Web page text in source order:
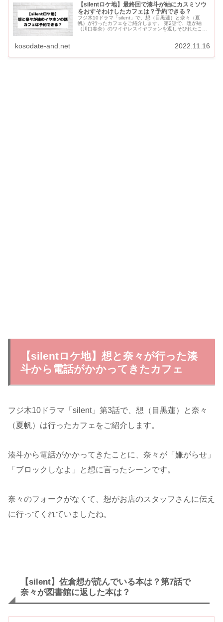
【silentロケ地】最終回で湊斗が紬にカスミソウ
をおすそわけしたカフェは？予約できる？
フジ木10ドラマ「silent」で、想（目黒蓮）と奈々（夏
帆）が行ったカフェをご紹介します。 第2話で、想が紬
（川口春奈）のワイヤレスイヤフォンを返しそびれたこと
kosodate-and.net 2022.11.16
【silentロケ地】想と奈々が行った湊
斗から電話がかかってきたカフェ
フジ木10ドラマ「silent」第3話で、想（目黒蓮）と奈々
（夏帆）は行ったカフェをご紹介します。
湊斗から電話がかかってきたことに、奈々が「嫌がらせ」
「ブロックしなよ」と想に言ったシーンです。
奈々のフォークがなくて、想がお店のスタッフさんに伝え
に行ってくれていましたね。
【silent】佐倉想が読んでいる本は？第7話で
奈々が図書館に返した本は？